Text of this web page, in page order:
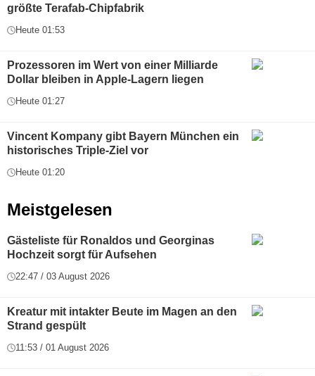
größte Terafab-Chipfabrik
Heute 01:53
Prozessoren im Wert von einer Milliarde
Dollar bleiben in Apple-Lagern liegen
Heute 01:27
Vincent Kompany gibt Bayern München ein
historisches Triple-Ziel vor
Heute 01:20
Meistgelesen
Gästeliste für Ronaldos und Georginas
Hochzeit sorgt für Aufsehen
22:47 / 03 August 2026
Kreatur mit intakter Beute im Magen an den
Strand gespült
11:53 / 01 August 2026